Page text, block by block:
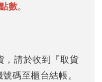
數。
，請於收到『取貨
碼至櫃台結帳。